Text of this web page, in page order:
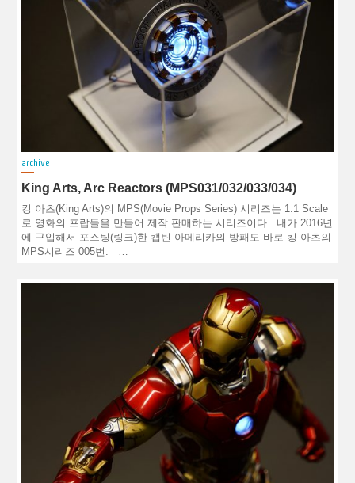
archive
King Arts, Arc Reactors (MPS031/032/033/034)
킹 아츠(King Arts)의 MPS(Movie Props Series) 시리즈는 1:1 Scale
로 영화의 프랍들을 만들어 제작 판매하는 시리즈이다. 내가 2016년
에 구입해서 포스팅(링크)한 캡틴 아메리카의 방패도 바로 킹 아츠의
MPS시리즈 005번. …